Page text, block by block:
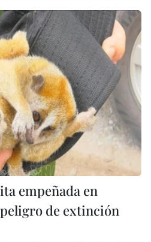
empeñada en
de extinción